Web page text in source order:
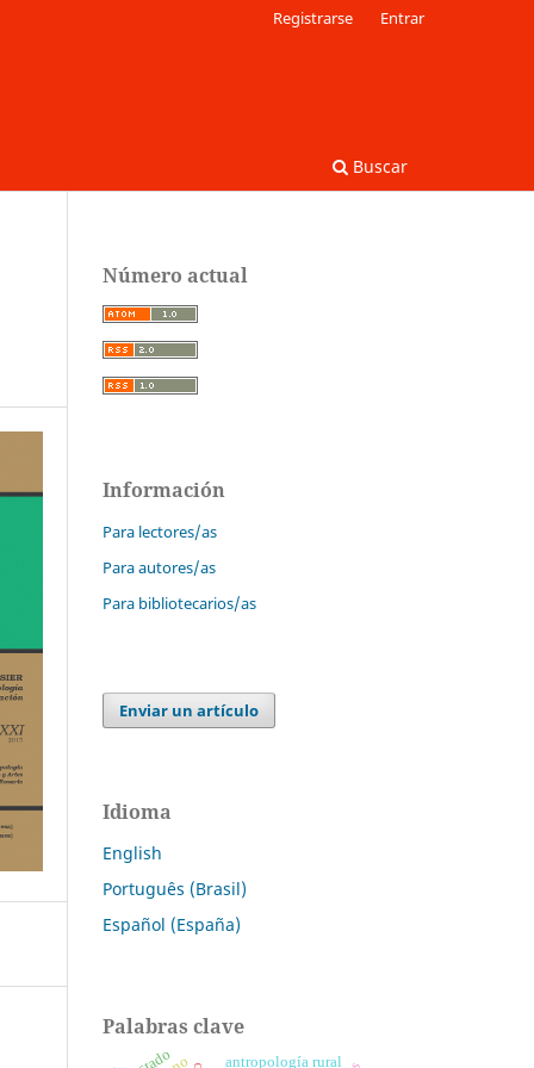
Buscar
Registrarse Entrar
Número actual
Información
Para lectores/as
Para autores/as
Para bibliotecarios/as
Enviar un artículo
Idioma
English
Português (Brasil)
Español (España)
Palabras clave
antropología rural